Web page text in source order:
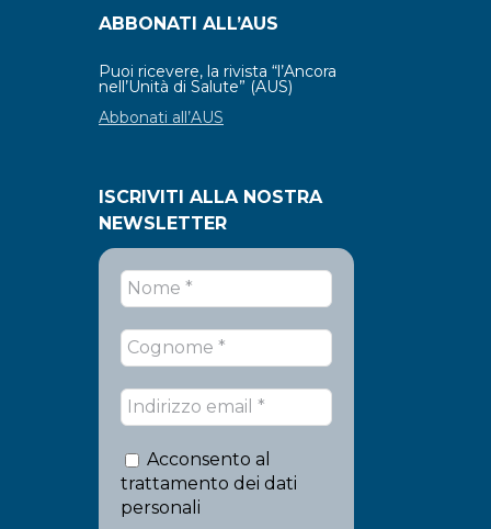
ABBONATI ALL’AUS
Puoi ricevere, la rivista “l’Ancora
nell’Unità di Salute” (AUS)
Abbonati all’AUS
ISCRIVITI ALLA NOSTRA
NEWSLETTER
Acconsento al
trattamento dei dati
personali